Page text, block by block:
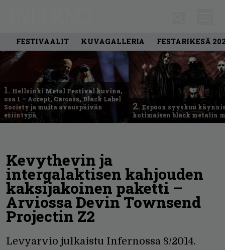
FESTIVAALIT KUVAGALLERIA FESTARIKESÄ
1. Hellsinki Metal Festival kuvina,
osa 1 – Accept, Carcass, Black Label
Society ja muita avauspäivän
esiintyjiä
2. Espoon syyskuu
kotimaisen black metalin
Kevythevin ja
intergalaktisen kahjouden
kaksijakoinen paketti –
Arviossa Devin Townsend
Projectin Z2
Levyarvio julkaistu Infernossa 8/2014.